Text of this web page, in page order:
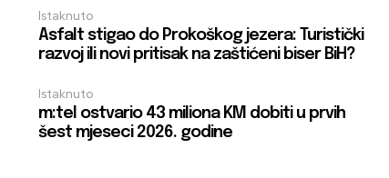
Istaknuto
Asfalt stigao do Prokoškog jezera: Turistički
razvoj ili novi pritisak na zaštićeni biser BiH?
Istaknuto
m:tel ostvario 43 miliona KM dobiti u prvih
šest mjeseci 2026. godine